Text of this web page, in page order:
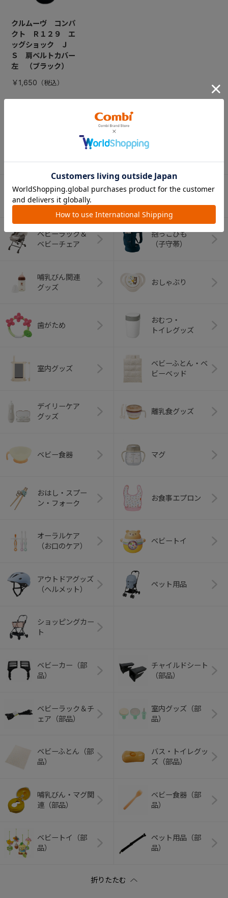
クルムーヴ コンパ
クト Ｒ１２９ エ
ッグショック Ｊ
Ｓ 肩ベルトカバー
左 （ブラック）
￥1,650
CATEGORY
カテゴリー
（コンビ）
ベビーカー
ベビーラック＆
ベビーチェア
抱っこひも
（子守帯）
哺乳びん関連
グッズ
おしゃぶり
歯がため
おむつ・
トイレグッズ
室内グッズ
ベビーふとん・ベ
ビーベッド
デイリーケア
グッズ
離乳食グッズ
ベビー食器 マグ
おはし・スプー
ン・フォーク
お食事エプロン
オーラルケア
（お口のケア）
ベビートイ
アウトドアグッズ
（ヘルメット）
ペット用品
ショッピングカー
ト
ベビーカー（部
品）
チャイルドシート
（部品）
ベビーラック＆チ
ェア（部品）
室内グッズ（部
品）
ベビーふとん（部
品）
バス・トイレグッ
ズ（部品）
哺乳びん・マグ関
連（部品）
ベビー食器（部
品）
ベビートイ（部
品）
ペット用品（部
品）